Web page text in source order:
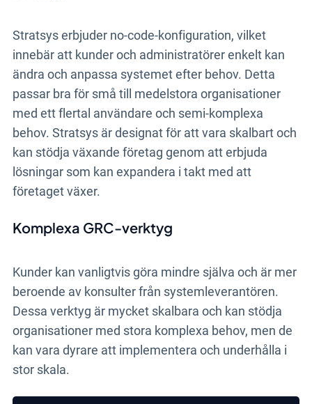
Stratsys erbjuder no-code-konfiguration, vilket
innebär att kunder och administratörer enkelt kan
ändra och anpassa systemet efter behov. Detta
passar bra för små till medelstora organisationer
med ett flertal användare och semi-komplexa
behov. Stratsys är designat för att vara skalbart och
kan stödja växande företag genom att erbjuda
lösningar som kan expandera i takt med att
företaget växer.
Komplexa GRC-verktyg
Kunder kan vanligtvis göra mindre själva och är mer
beroende av konsulter från systemleverantören.
Dessa verktyg är mycket skalbara och kan stödja
organisationer med stora komplexa behov, men de
kan vara dyrare att implementera och underhålla i
stor skala.